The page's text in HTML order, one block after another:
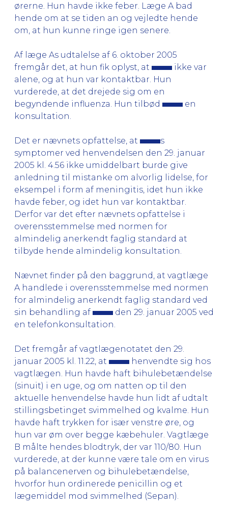
ørerne. Hun havde ikke feber. Læge A bad
hende om at se tiden an og vejledte hende
om, at hun kunne ringe igen senere.
Af læge As udtalelse af 6. oktober 2005
fremgår det, at hun fik oplyst, at
ikke var
alene, og at hun var kontaktbar. Hun
vurderede, at det drejede sig om en
begyndende influenza. Hun tilbød
en
konsultation.
Det er nævnets opfattelse, at
s
symptomer ved henvendelsen den 29. januar
2005 kl. 4.56 ikke umiddelbart burde give
anledning til mistanke om alvorlig lidelse, for
eksempel i form af meningitis, idet hun ikke
havde feber, og idet hun var kontaktbar.
Derfor var det efter nævnets opfattelse i
overensstemmelse med normen for
almindelig anerkendt faglig standard at
tilbyde hende almindelig konsultation.
Nævnet finder på den baggrund, at vagtlæge
A handlede i overensstemmelse med normen
for almindelig anerkendt faglig standard ved
sin behandling af
den 29. januar 2005 ved
en telefonkonsultation.
Det fremgår af vagtlægenotatet den 29.
januar 2005 kl. 11.22, at
henvendte sig hos
vagtlægen. Hun havde haft bihulebetændelse
(sinuit) i en uge, og om natten op til den
aktuelle henvendelse havde hun lidt af udtalt
stillingsbetinget svimmelhed og kvalme. Hun
havde haft trykken for især venstre øre, og
hun var øm over begge kæbehuler. Vagtlæge
B målte hendes blodtryk, der var 110/80. Hun
vurderede, at der kunne være tale om en virus
på balancenerven og bihulebetændelse,
hvorfor hun ordinerede penicillin og et
lægemiddel mod svimmelhed (Sepan).